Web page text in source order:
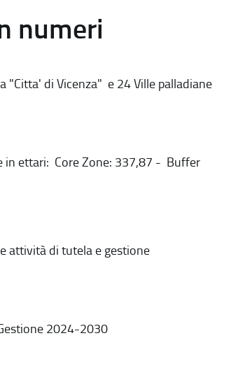
numeri
"Citta' di Vicenza" e 24 Ville palladiane
in ettari: Core Zone: 337,87 - Buffer
attività di tutela e gestione
2024-2030